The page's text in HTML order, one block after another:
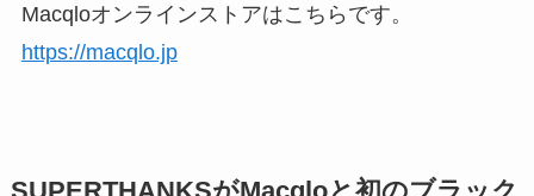
Macqloオンラインストアはこちらです。
https://macqlo.jp